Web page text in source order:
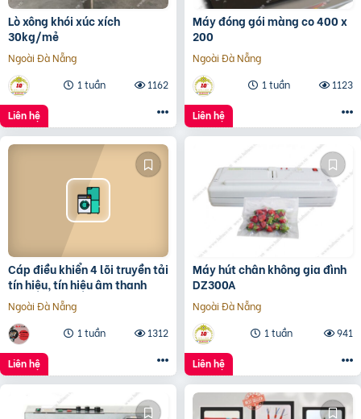
Lò xông khói xúc xích
30kg/mẻ
Ngoài Đà Nẵng
1 tuần
1162
Liên hệ
Máy đóng gói màng co 400 x
200
Ngoài Đà Nẵng
1 tuần
1123
Liên hệ
Cáp điều khiển 4 lõi truyền tải
tín hiệu, tín hiệu âm thanh
Ngoài Đà Nẵng
1 tuần
1312
Liên hệ
Máy hút chân không gia đình
DZ300A
Ngoài Đà Nẵng
1 tuần
941
Liên hệ